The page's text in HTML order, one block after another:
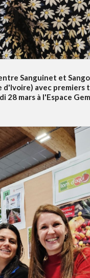
Sanguinet et
d'Ivoire) avec premiers
28 mars à l'Espace